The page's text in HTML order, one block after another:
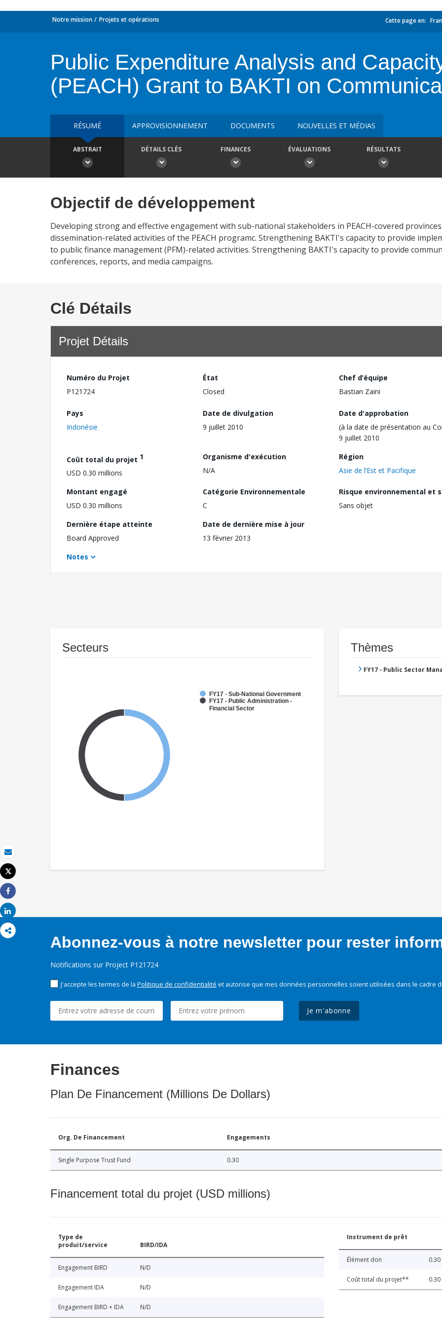
Email
Imprimer
Tweet
Share
Share
Notre mission Projets et opérations Cette page en:
Public Expenditure Analysis and
(PEACH) Grant to BAKTI on
RÉSUMÉ APPROVISIONNEMENT DOCUMENTS NOUVELLES ET MÉDIAS
ABSTRAIT DÉTAILS CLÉS FINANCES ÉVALUATIONS RÉSULTATS
Objectif de développement
Developing strong and effective engagement with sub-national stakeholders in PEACH-covered
dissemination-related activities of the PEACH programc. Strengthening BAKTI's capacity to provide
to public finance management (PFM)-related activities. Strengthening BAKTI's capacity to provide
conferences, reports, and media campaigns.
Clé Détails
Projet Détails
Numéro du Projet
P121724
État
Closed
Chef d’équipe
Bastian Zaini
Pays
Indonésie
Date de divulgation
9 juillet 2010
Date d'approbation
(à la date de présentation au
9 juillet 2010
Coût total du projet 1
USD 0.30 millions
Organisme d'exécution
N/A
Région
Asie de l’Est et Pacifique
Montant engagé
USD 0.30 millions
Catégorie Environnementale
C
Risque environnemental et
Sans objet
Dernière étape atteinte
Board Approved
Date de dernière mise à jour
13 février 2013
Notes
Secteurs
FY17 - Sub-National Government
FY17 - Public Administration -
Financial Sector
Thèmes
FY17 - Public Sector
Abonnez-vous à notre newsletter pour rester
Notifications sur Project P121724
J'accepte les termes de la Politique de confidentialité et autorise que mes données personnelles soient utilisées dans le cadre
Je m'abonne
Finances
Plan De Financement (Millions De Dollars)
Org. De Financement Engagements
Single Purpose Trust Fund 0.30
Financement total du projet (USD millions)
Type de
produit/service
BIRD/IDA
Engagement BIRD N/D
Engagement IDA N/D
Engagement BIRD + IDA N/D
Instrument de prêt
Élément don 0.30
Coût total du projet** 0.30